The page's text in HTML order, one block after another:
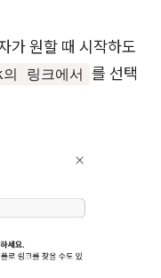
가 원할 때 시작하도
링크에서
를 선택